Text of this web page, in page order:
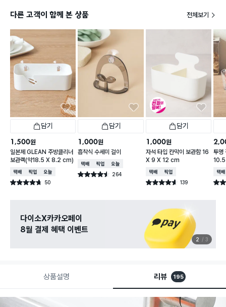
다른 고객이 함께 본 상품 전체보기
담기
1,500원
일본제 GLEAN 주방클리너
보관랙(약18.5 X 8.2 cm)
택배배송매장픽업오늘배송
별점 4.7점 50
건 작성
담기
1,000원
흡착식 수세미 걸이
택배배송매장픽업오늘배송
별점 4.5점 264
건 작성
담기
1,000원
자석 타입 칸막이 보관함 16
X 9 X 12 cm
택배배송매장픽업
별점 4.6점 139
건 작성
투명
택배
별점
관심 있는 신상 입고
무료로 알림 받기
3 3
상품설명 리뷰 195